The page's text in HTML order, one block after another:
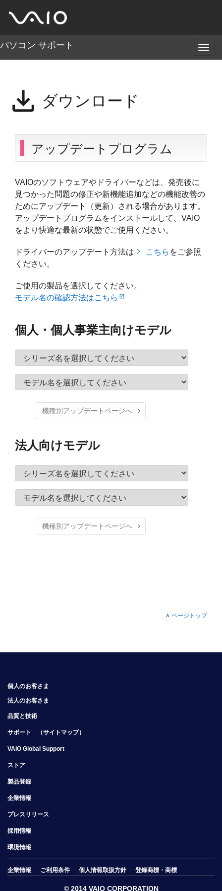
メ
ニ
パソコン サポート
download ダウンロード
アップデートプログラム
VAIOのソフトウェアやドライバーなどは、発売後に
見つかった問題の修正や新機能追加などの機能改善の
ためにアップデート（更新）される場合があります。
アップデートプログラムをインストールして、VAIO
をより快適な最新の状態でご使用ください。
ドライバーのアップデート方法は こちら をご参照
ください。
ご使用の製品を選択してください。
モデル名の確認方法はこちら open_in_new
個人・個人事業主向けモデル
機種別アップデートページへ
法人向けモデル
機種別アップデートページへ
ページトップ
個人のお客さま
法人のお客さま
品質と技術
サポート （サイトマップ）
VAIO Global Support
ストア
製品登録
企業情報
プレスリリース
採用情報
環境情報
企業情報 ご利用条件 個人情報取扱方針 登録商標・商標
© 2014 VAIO CORPORATION